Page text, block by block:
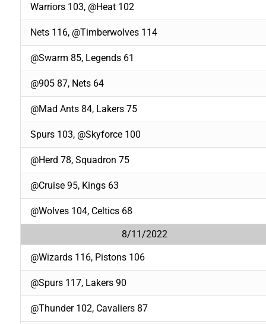
Warriors 103, @Heat 102
Nets 116, @Timberwolves 114
@Swarm 85, Legends 61
@905 87, Nets 64
@Mad Ants 84, Lakers 75
Spurs 103, @Skyforce 100
@Herd 78, Squadron 75
@Cruise 95, Kings 63
@Wolves 104, Celtics 68
8/11/2022
@Wizards 116, Pistons 106
@Spurs 117, Lakers 90
@Thunder 102, Cavaliers 87